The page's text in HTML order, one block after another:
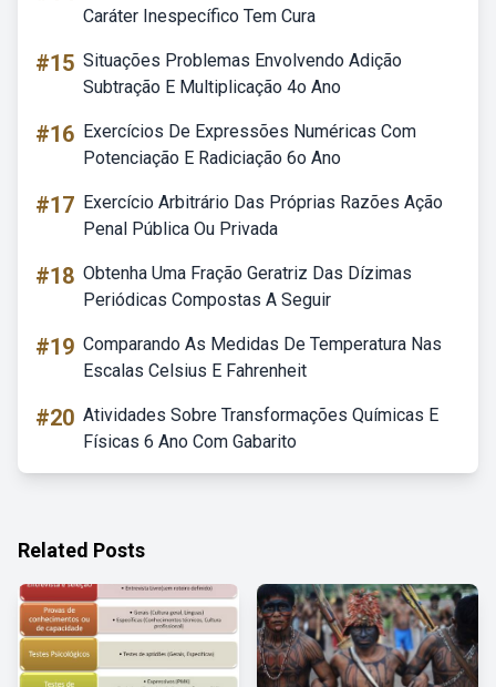
Caráter Inespecífico Tem Cura
#15 Situações Problemas Envolvendo Adição
Subtração E Multiplicação 4o Ano
#16 Exercícios De Expressões Numéricas Com
Potenciação E Radiciação 6o Ano
#17 Exercício Arbitrário Das Próprias Razões Ação
Penal Pública Ou Privada
#18 Obtenha Uma Fração Geratriz Das Dízimas
Periódicas Compostas A Seguir
#19 Comparando As Medidas De Temperatura Nas
Escalas Celsius E Fahrenheit
#20 Atividades Sobre Transformações Químicas E
Físicas 6 Ano Com Gabarito
Related Posts